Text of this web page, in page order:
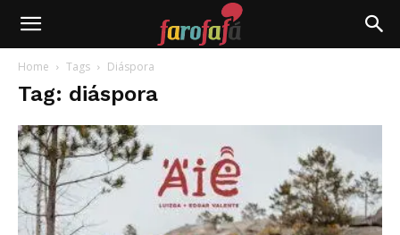
Farofafá
Home Tags Diáspora
Tag: diáspora